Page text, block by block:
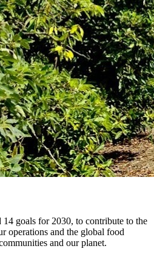
14 goals for 2030, to contribute to the
operations and the global food
and our planet.